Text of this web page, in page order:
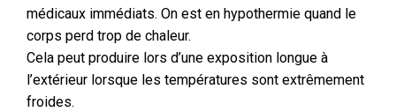
médicaux immédiats. On est en hypothermie quand le
corps perd trop de chaleur.
Cela peut produire lors d’une exposition longue à
l’extérieur lorsque les températures sont extrêmement
froides.